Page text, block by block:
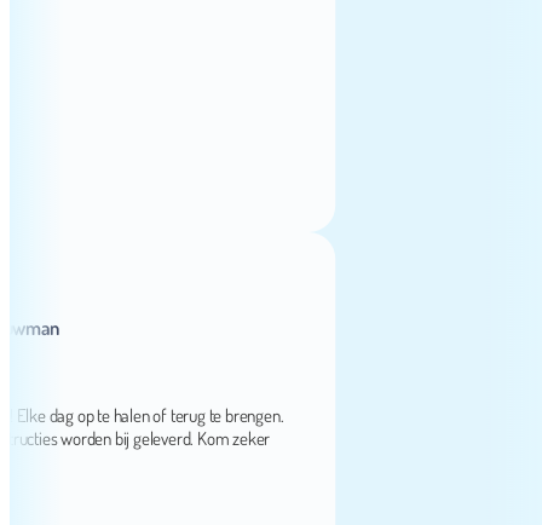
dag op te halen of terug te brengen.
worden bij geleverd. Kom zeker